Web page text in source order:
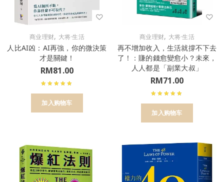
商业理财, 大将·生活
人比AI凶：AI再強，你的微決策
才是關鍵！
RM81.00
加入购物车
商业理财, 大将·生活
再不增加收入，生活就撐不下去
了！：賺的錢愈變愈小？未來，
人人都是「副業大叔」
RM71.00
加入购物车